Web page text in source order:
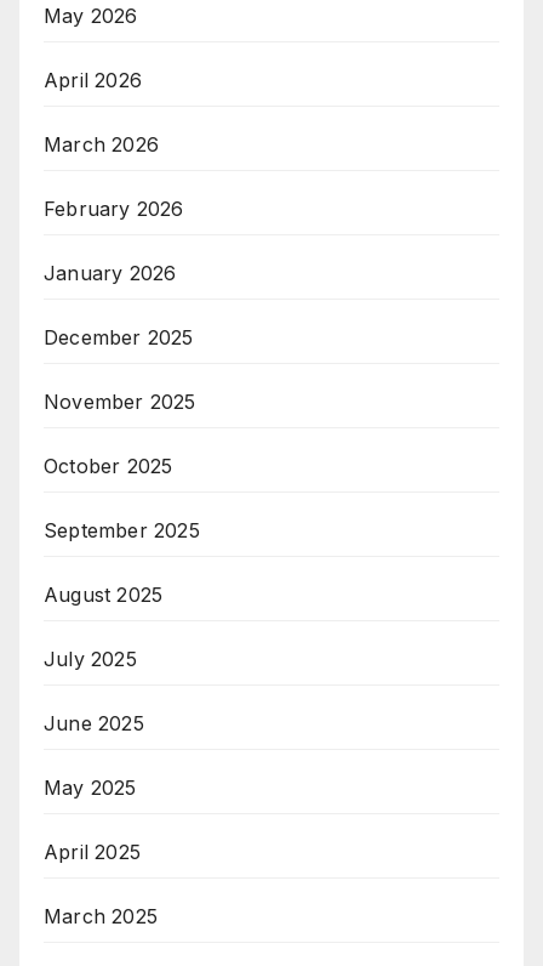
May 2026
April 2026
March 2026
February 2026
January 2026
December 2025
November 2025
October 2025
September 2025
August 2025
July 2025
June 2025
May 2025
April 2025
March 2025